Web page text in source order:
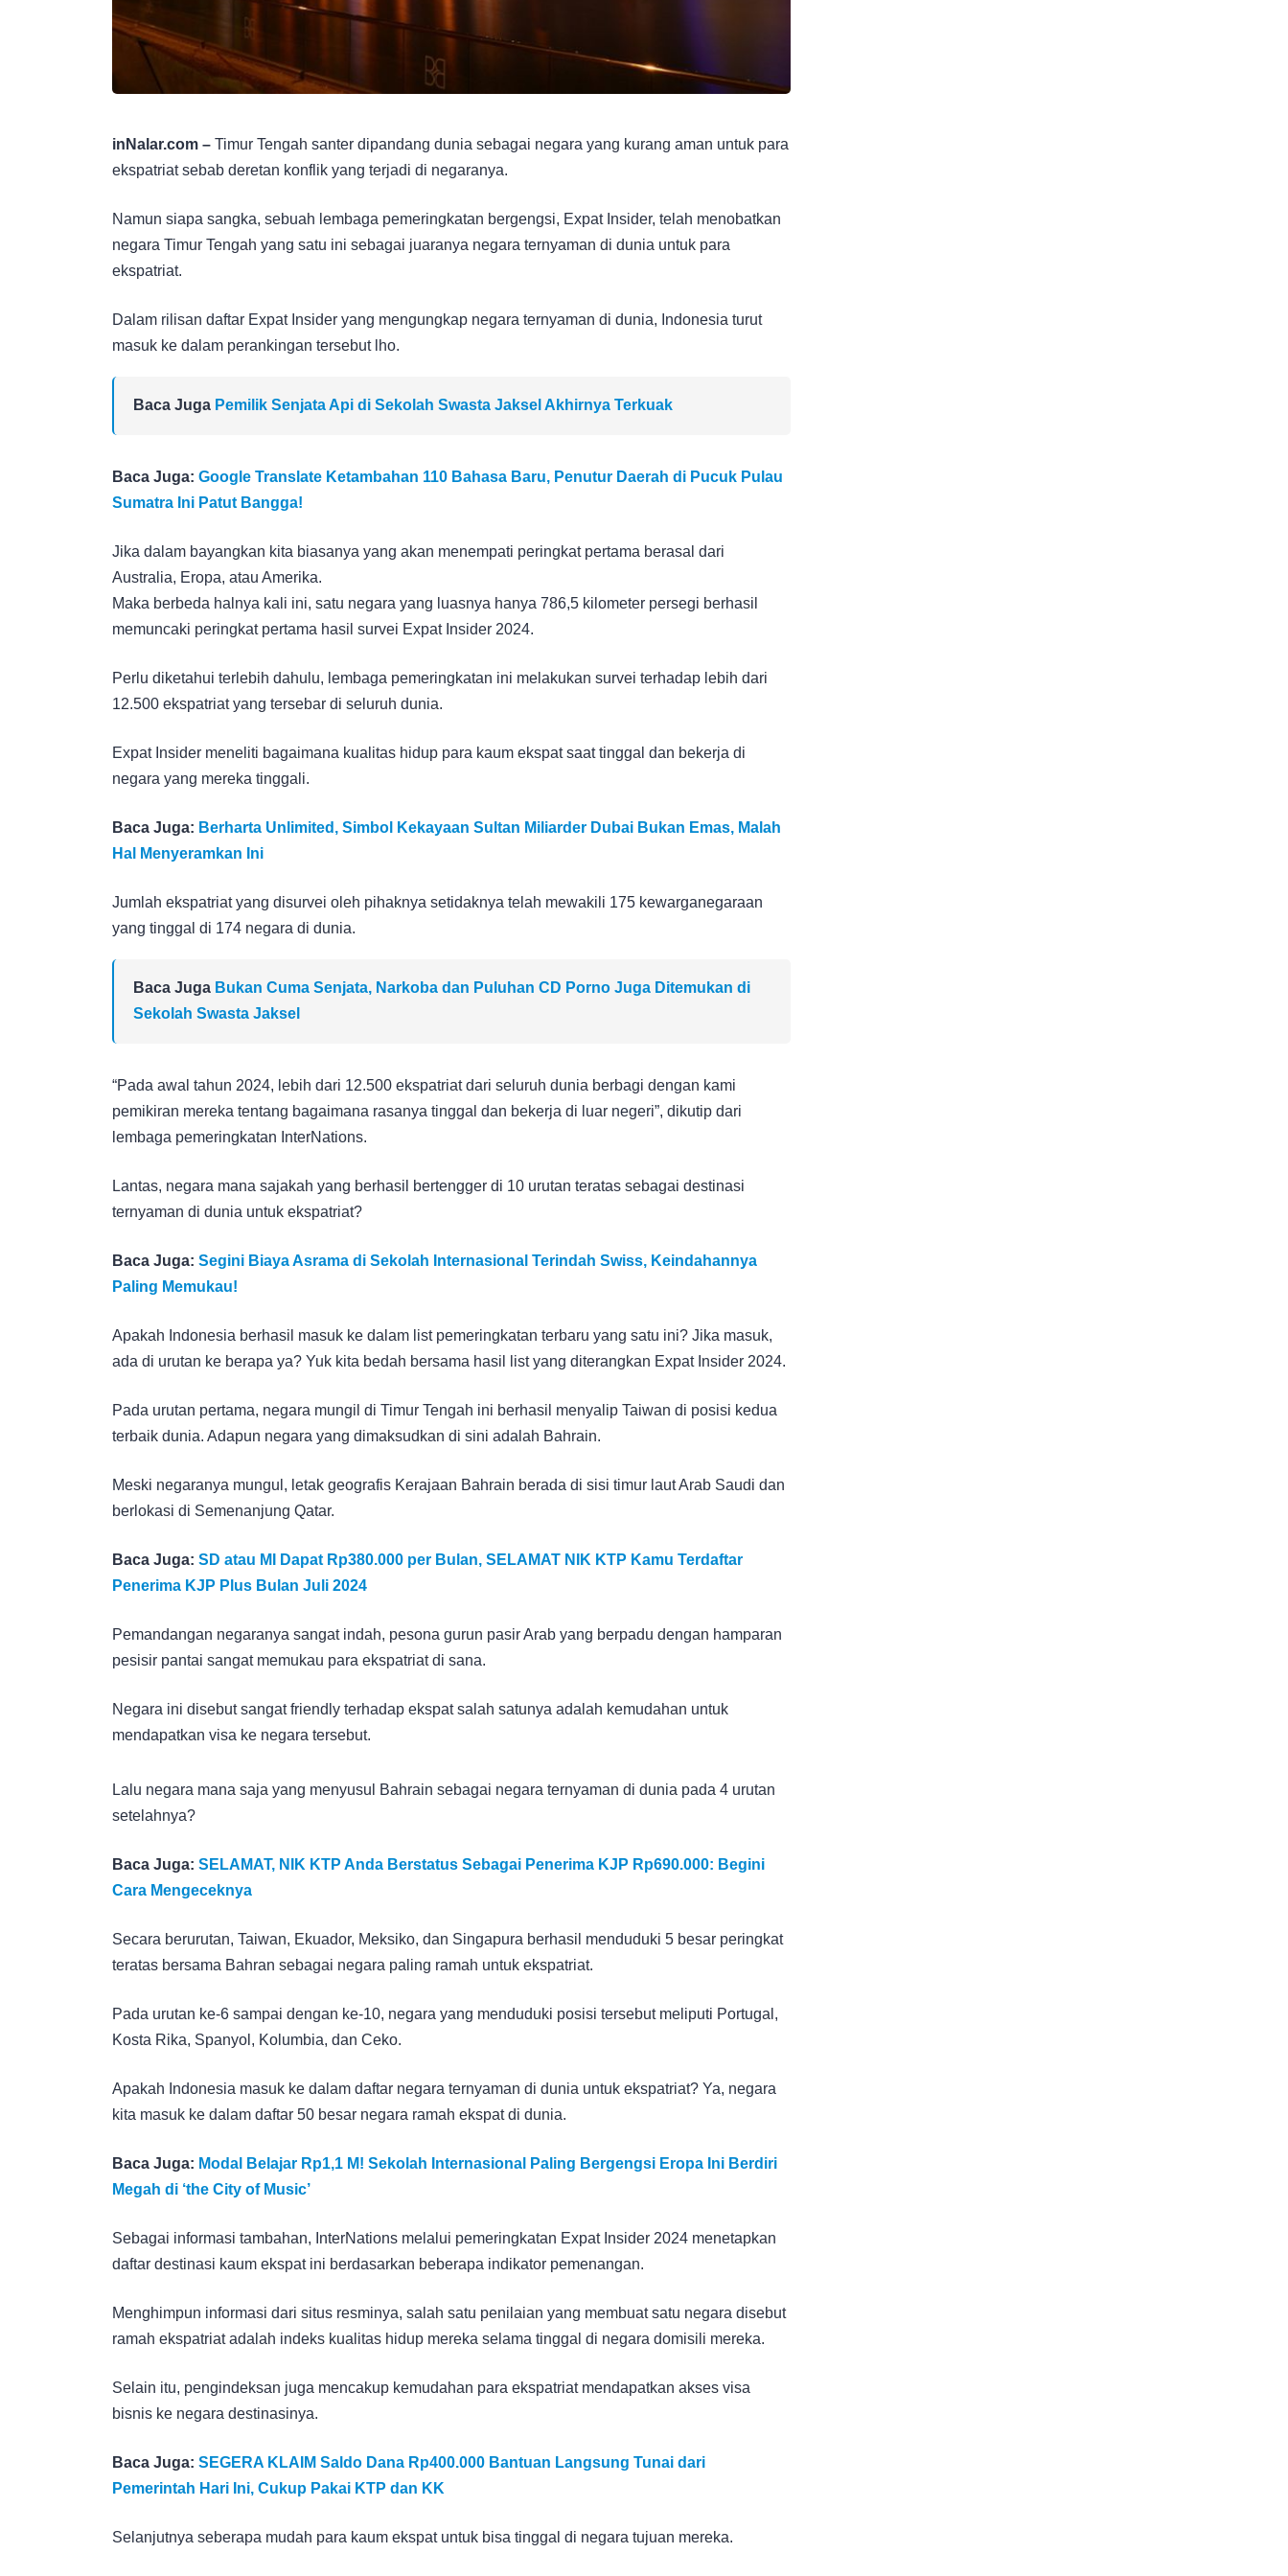
inNalar.com – Timur Tengah santer dipandang dunia sebagai negara yang kurang aman untuk para
ekspatriat sebab deretan konflik yang terjadi di negaranya.
Namun siapa sangka, sebuah lembaga pemeringkatan bergengsi, Expat Insider, telah menobatkan
negara Timur Tengah yang satu ini sebagai juaranya negara ternyaman di dunia untuk para
ekspatriat.
Dalam rilisan daftar Expat Insider yang mengungkap negara ternyaman di dunia, Indonesia turut
masuk ke dalam perankingan tersebut lho.
Baca Juga Pemilik Senjata Api di Sekolah Swasta Jaksel Akhirnya Terkuak
Baca Juga: Google Translate Ketambahan 110 Bahasa Baru, Penutur Daerah di Pucuk Pulau
Sumatra Ini Patut Bangga!
Jika dalam bayangkan kita biasanya yang akan menempati peringkat pertama berasal dari
Australia, Eropa, atau Amerika.
Maka berbeda halnya kali ini, satu negara yang luasnya hanya 786,5 kilometer persegi berhasil
memuncaki peringkat pertama hasil survei Expat Insider 2024.
Perlu diketahui terlebih dahulu, lembaga pemeringkatan ini melakukan survei terhadap lebih dari
12.500 ekspatriat yang tersebar di seluruh dunia.
Expat Insider meneliti bagaimana kualitas hidup para kaum ekspat saat tinggal dan bekerja di
negara yang mereka tinggali.
Baca Juga: Berharta Unlimited, Simbol Kekayaan Sultan Miliarder Dubai Bukan Emas, Malah
Hal Menyeramkan Ini
Jumlah ekspatriat yang disurvei oleh pihaknya setidaknya telah mewakili 175 kewarganegaraan
yang tinggal di 174 negara di dunia.
Baca Juga Bukan Cuma Senjata, Narkoba dan Puluhan CD Porno Juga Ditemukan di
Sekolah Swasta Jaksel
“Pada awal tahun 2024, lebih dari 12.500 ekspatriat dari seluruh dunia berbagi dengan kami
pemikiran mereka tentang bagaimana rasanya tinggal dan bekerja di luar negeri”, dikutip dari
lembaga pemeringkatan InterNations.
Lantas, negara mana sajakah yang berhasil bertengger di 10 urutan teratas sebagai destinasi
ternyaman di dunia untuk ekspatriat?
Baca Juga: Segini Biaya Asrama di Sekolah Internasional Terindah Swiss, Keindahannya
Paling Memukau!
Apakah Indonesia berhasil masuk ke dalam list pemeringkatan terbaru yang satu ini? Jika masuk,
ada di urutan ke berapa ya? Yuk kita bedah bersama hasil list yang diterangkan Expat Insider 2024.
Pada urutan pertama, negara mungil di Timur Tengah ini berhasil menyalip Taiwan di posisi kedua
terbaik dunia. Adapun negara yang dimaksudkan di sini adalah Bahrain.
Meski negaranya mungul, letak geografis Kerajaan Bahrain berada di sisi timur laut Arab Saudi dan
berlokasi di Semenanjung Qatar.
Baca Juga: SD atau MI Dapat Rp380.000 per Bulan, SELAMAT NIK KTP Kamu Terdaftar
Penerima KJP Plus Bulan Juli 2024
Pemandangan negaranya sangat indah, pesona gurun pasir Arab yang berpadu dengan hamparan
pesisir pantai sangat memukau para ekspatriat di sana.
Negara ini disebut sangat friendly terhadap ekspat salah satunya adalah kemudahan untuk
mendapatkan visa ke negara tersebut.
Lalu negara mana saja yang menyusul Bahrain sebagai negara ternyaman di dunia pada 4 urutan
setelahnya?
Baca Juga: SELAMAT, NIK KTP Anda Berstatus Sebagai Penerima KJP Rp690.000: Begini
Cara Mengeceknya
Secara berurutan, Taiwan, Ekuador, Meksiko, dan Singapura berhasil menduduki 5 besar peringkat
teratas bersama Bahran sebagai negara paling ramah untuk ekspatriat.
Pada urutan ke-6 sampai dengan ke-10, negara yang menduduki posisi tersebut meliputi Portugal,
Kosta Rika, Spanyol, Kolumbia, dan Ceko.
Apakah Indonesia masuk ke dalam daftar negara ternyaman di dunia untuk ekspatriat? Ya, negara
kita masuk ke dalam daftar 50 besar negara ramah ekspat di dunia.
Baca Juga: Modal Belajar Rp1,1 M! Sekolah Internasional Paling Bergengsi Eropa Ini Berdiri
Megah di ‘the City of Music’
Sebagai informasi tambahan, InterNations melalui pemeringkatan Expat Insider 2024 menetapkan
daftar destinasi kaum ekspat ini berdasarkan beberapa indikator pemenangan.
Menghimpun informasi dari situs resminya, salah satu penilaian yang membuat satu negara disebut
ramah ekspatriat adalah indeks kualitas hidup mereka selama tinggal di negara domisili mereka.
Selain itu, pengindeksan juga mencakup kemudahan para ekspatriat mendapatkan akses visa
bisnis ke negara destinasinya.
Baca Juga: SEGERA KLAIM Saldo Dana Rp400.000 Bantuan Langsung Tunai dari
Pemerintah Hari Ini, Cukup Pakai KTP dan KK
Selanjutnya seberapa mudah para kaum ekspat untuk bisa tinggal di negara tujuan mereka.